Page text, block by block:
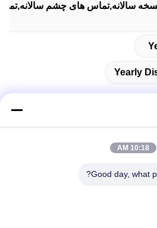
سالانه,تماس های چشم
Yearly
10:18 AM
Good day, what